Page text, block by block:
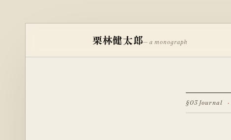
栗林健太郎— a monograph
§03 Journal ·